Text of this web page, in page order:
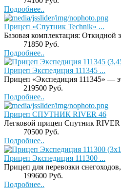
Подробнее..
Прицеп «Спутник Technik» ...
Базовая комплектация: Откидной
71850 Руб.
Подробнее..
Прицеп Экспедиция 111345 ...
Прицеп «Экспедиция 111345» —
219500 Руб.
Подробнее..
Прицеп СПУТНИК RIVER 46
Легковой прицеп Спутник RIVER
70500 Руб.
Подробнее..
Прицеп Экспедиция 111300 ...
Прицеп для перевозки
199600 Руб.
Подробнее..